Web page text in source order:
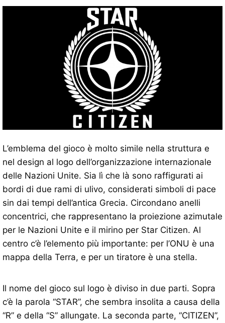
L’emblema del gioco è molto simile nella struttura e
nel design al logo dell’organizzazione internazionale
delle Nazioni Unite. Sia lì che là sono raffigurati ai
bordi di due rami di ulivo, considerati simboli di pace
sin dai tempi dell’antica Grecia. Circondano anelli
concentrici, che rappresentano la proiezione azimutale
per le Nazioni Unite e il mirino per Star Citizen. Al
centro c’è l’elemento più importante: per l’ONU è una
mappa della Terra, e per un tiratore è una stella.
Il nome del gioco sul logo è diviso in due parti. Sopra
c’è la parola “STAR”, che sembra insolita a causa della
“R” e della “S” allungate. La seconda parte, “CITIZEN”,